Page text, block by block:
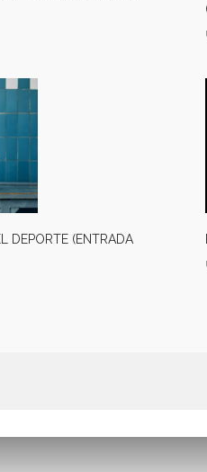
DEPORTE (ENTRADA